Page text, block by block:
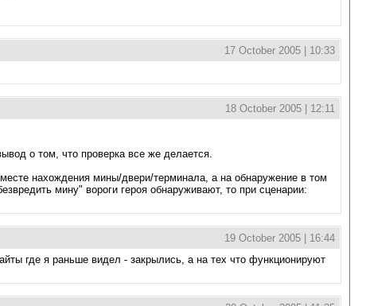
17 October 2005 | 10:33
18 October 2005 | 12:11
о том, что проверка все же делается.
нахождения мины/двери/терминала, а на обнаружение в том
мину" вороги героя обнаруживают, то при сценарии:
19 October 2005 | 16:44
где я раньше видел - закрылись, а на тех что функционируют